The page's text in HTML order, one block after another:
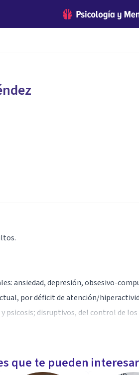
ansiedad, depresión, obsesivo-
por déficit de atención/
psicosis; disruptivos, del control de
inteligencia emocional...
que te pueden interesar